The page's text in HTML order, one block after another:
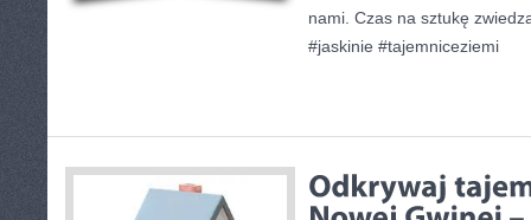
nami. Czas na sztukę
#jaskinie #tajemniceziemi